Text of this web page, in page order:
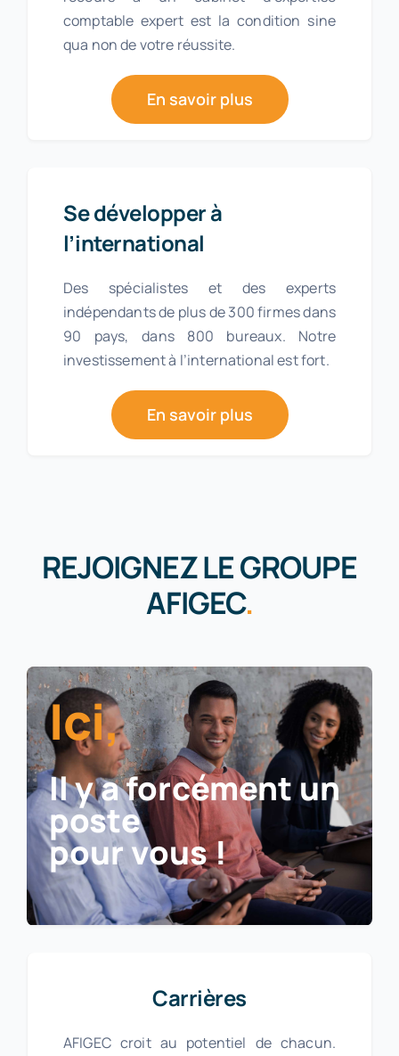
comptable expert est la condition sine
qua non de votre réussite.
En savoir plus
Se développer à
l’international
Des spécialistes et des experts
indépendants de plus de 300 firmes dans
90 pays, dans 800 bureaux. Notre
investissement à l’international est fort.
En savoir plus
REJOIGNEZ LE GROUPE
AFIGEC.
Ici,
Il y a forcément un
poste
pour vous !
Carrières
AFIGEC croit au potentiel de chacun.